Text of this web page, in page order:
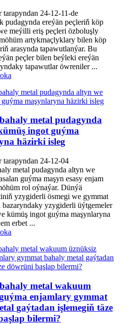
tarapyndan 24-12-11-de
pudagynda ereýän peçleriň köp
meýilli eriş peçleri özboluşly
artykmaçlyklary bilen köp
arasynda tapawutlanýar. Bu
peçler bilen beýleki ereýän
tapawutlar öwreniler ...
metal pudagynda
ingot guýma
häzirki isleg
tarapyndan 24-12-04
metal pudagynda altyn we
guýma maşyn esasy enjam
rol oýnaýar. Dünýä
yzygiderli ösmegi we gymmat
bazaryndaky yzygiderli üýtgemeler
kümüş ingot guýma maşynlaryna
erbet ...
metal wakuum
enjamlary gymmat
gaýtadan işlemegiň täze
bilermi?